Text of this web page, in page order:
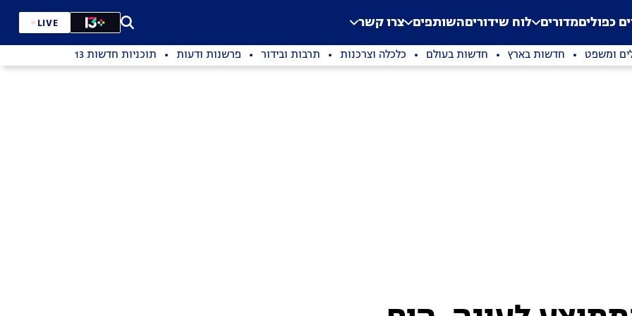
Application error: a
. כפוליםמדורים לוח שידוריםהשותפים צרו קשר LIVE
ומשפט חדשות בארץ חדשות בעולם כלכלה וצרכנות תרבות ובידור פרשנות ודעות תוכניות חדשות 13